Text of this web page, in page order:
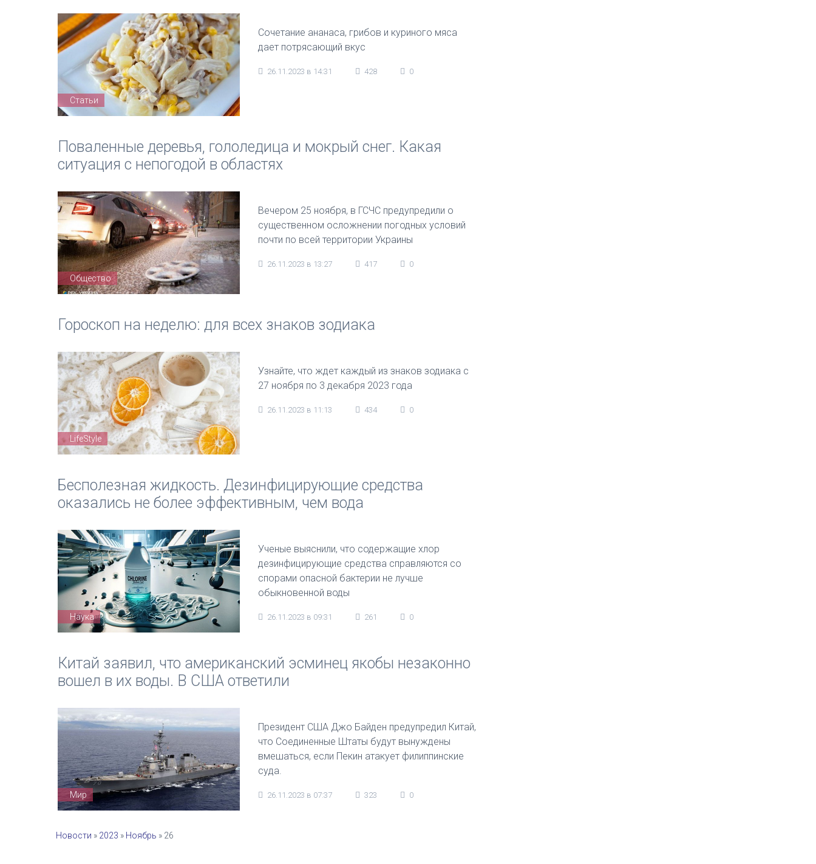
Статьи
Сочетание ананаса, грибов и куриного мяса
дает потрясающий вкус
26.11.2023 в 14:31 428 0
Поваленные деревья, гололедица и мокрый снег. Какая
ситуация с непогодой в областях
Общество
Вечером 25 ноября, в ГСЧС предупредили о
существенном осложнении погодных условий
почти по всей территории Украины
26.11.2023 в 13:27 417 0
Гороскоп на неделю: для всех знаков зодиака
LifeStyle
Узнайте, что ждет каждый из знаков зодиака с
27 ноября по 3 декабря 2023 года
26.11.2023 в 11:13 434 0
Бесполезная жидкость. Дезинфицирующие средства
оказались не более эффективным, чем вода
Наука
Ученые выяснили, что содержащие хлор
дезинфицирующие средства справляются со
спорами опасной бактерии не лучше
обыкновенной воды
26.11.2023 в 09:31 261 0
Китай заявил, что американский эсминец якобы незаконно
вошел в их воды. В США ответили
Мир
Президент США Джо Байден предупредил Китай,
что Соединенные Штаты будут вынуждены
вмешаться, если Пекин атакует филиппинские
суда.
26.11.2023 в 07:37 323 0
Новости » 2023 » Ноябрь » 26